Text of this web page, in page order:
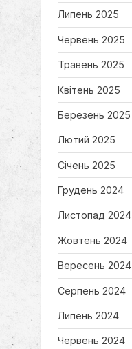
Липень 2025
Червень 2025
Травень 2025
Квітень 2025
Березень 2025
Лютий 2025
Січень 2025
Грудень 2024
Листопад 2024
Жовтень 2024
Вересень 2024
Серпень 2024
Липень 2024
Червень 2024